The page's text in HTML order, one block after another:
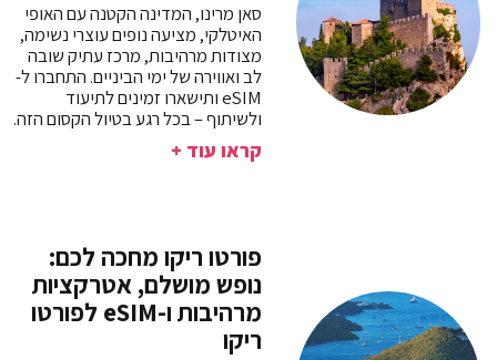
סאן מרינו, המדינה הקטנה עם האופי
האיטלקי, מציעה נופים עוצרי נשימה,
מצודות מרהיבות, מרכז עתיק שובה
לב ואווירה של ימי הביניים. התחברו ל-
eSIM ותישארו זמינים לתיעוד
ולשיתוף – בכל רגע בטיול הקסום הזה.
קראו עוד +
פורטו ריקו מחכה לכם:
נופש מושלם, אטרקציות
מרהיבות ו-eSIM לפורטו
ריקו